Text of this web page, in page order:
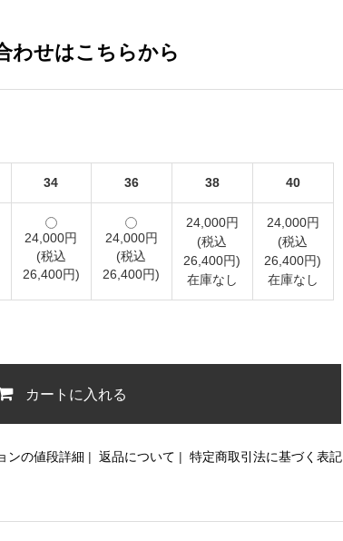
わせはこちらから
34 36 38 40
24,000円
(税込
26,400円)
24,000円
(税込
26,400円)
24,000円
(税込
26,400円)
在庫なし
24,000円
(税込
26,400円)
在庫なし
カートに入れる
ンの値段詳細 | 返品について | 特定商取引法に基づく表記